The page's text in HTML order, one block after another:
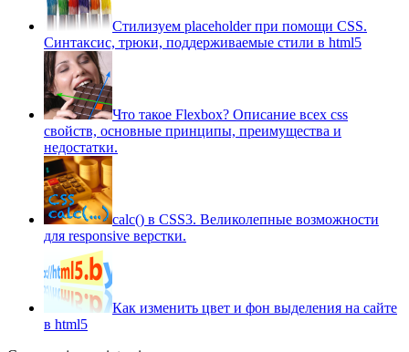
Стилизуем placeholder при помощи CSS.
Синтаксис, трюки, поддерживаемые стили в html5
Что такое Flexbox? Описание всех css
свойств, основные принципы, преимущества и
недостатки.
сalc() в CSS3. Великолепные возможности
для responsive верстки.
Как изменить цвет и фон выделения на сайте
в html5